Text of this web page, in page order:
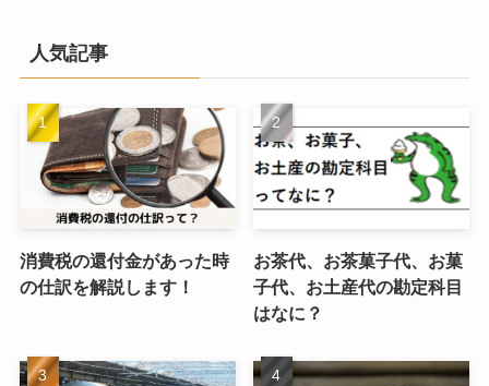
人気記事
消費税の還付金があった時
の仕訳を解説します！
お茶代、お茶菓子代、お菓
子代、お土産代の勘定科目
はなに？